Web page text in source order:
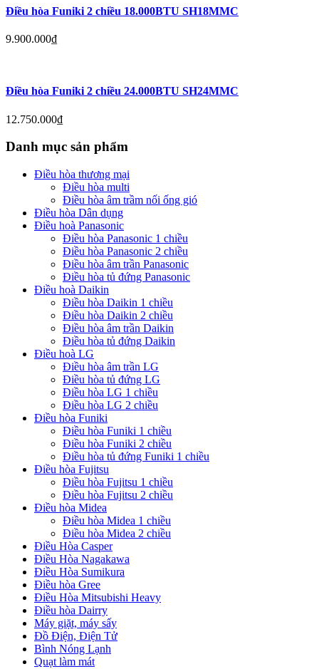
Điều hòa Funiki 2 chiều 18.000BTU SH18MMC
9.900.000₫
Điều hòa Funiki 2 chiều 24.000BTU SH24MMC
12.750.000₫
Danh mục sản phẩm
Điều hòa thương mại
Điều hòa multi
Điều hòa âm trầm nối ống gió
Điều hòa Dân dụng
Điều hoà Panasonic
Điều hòa Panasonic 1 chiều
Điều hòa Panasonic 2 chiều
Điều hòa âm trần Panasonic
Điều hòa tủ đứng Panasonic
Điều hoà Daikin
Điều hòa Daikin 1 chiều
Điều hòa Daikin 2 chiều
Điều hòa âm trần Daikin
Điều hòa tủ đứng Daikin
Điều hoà LG
Điều hòa âm trần LG
Điều hòa tủ đứng LG
Điều hòa LG 1 chiều
Điều hòa LG 2 chiều
Điều hòa Funiki
Điều hòa Funiki 1 chiều
Điều hòa Funiki 2 chiều
Điều hòa tủ đứng Funiki 1 chiều
Điều hòa Fujitsu
Điều hòa Fujitsu 1 chiều
Điều hòa Fujitsu 2 chiều
Điều hòa Midea
Điều hòa Midea 1 chiều
Điều hòa Midea 2 chiều
Điều Hòa Casper
Điều Hòa Nagakawa
Điều Hòa Sumikura
Điều hòa Gree
Điều Hòa Mitsubishi Heavy
Điều hòa Dairry
Máy giặt, máy sấy
Đồ Điện, Điện Tử
Bình Nóng Lạnh
Quạt làm mát